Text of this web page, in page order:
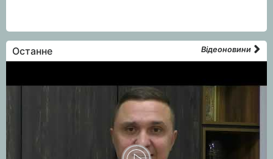
Останне Відеоновини